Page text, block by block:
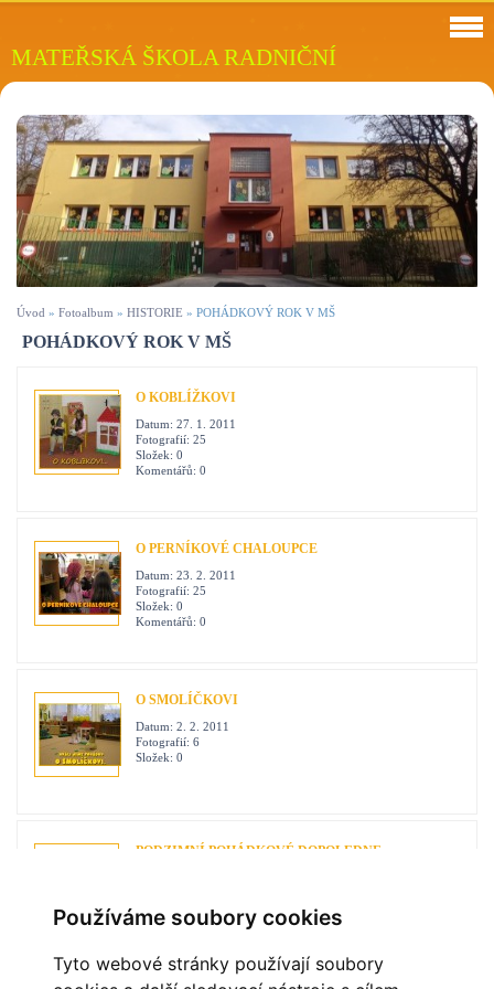
Používáme soubory cookies
Tyto webové stránky používají soubory
MATEŘSKÁ ŠKOLA RADNIČNÍ
Úvod » Fotoalbum » HISTORIE » POHÁDKOVÝ ROK V MŠ
POHÁDKOVÝ ROK V MŠ
O KOBLÍŽKOVI
Datum: 27. 1. 2011
Fotografií: 25
Složek: 0
Komentářů: 0
O PERNÍKOVÉ CHALOUPCE
Datum: 23. 2. 2011
Fotografií: 25
Složek: 0
Komentářů: 0
O SMOLÍČKOVI
Datum: 2. 2. 2011
Fotografií: 6
Složek: 0
PODZIMNÍ POHÁDKOVÉ DOPOLEDNE
Komentářů:5